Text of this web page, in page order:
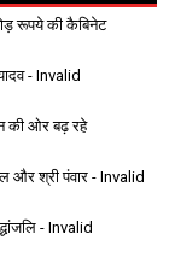
रूपये की कैबिनेट
- Invalid
की ओर बढ़ रहे
और श्री पंवार - Invalid
- Invalid